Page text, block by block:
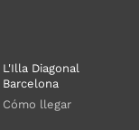
L'Illa Diagonal
Barcelona
Cómo llegar